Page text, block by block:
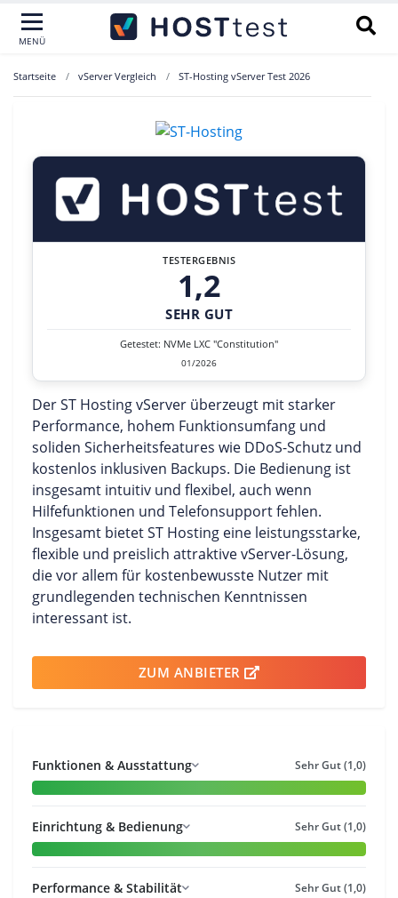
MENÜ
Startseite vServer Vergleich ST-Hosting vServer Test 2026
TESTERGEBNIS
1,2
SEHR GUT
Getestet: NVMe LXC "Constitution"
01/2026
Der ST Hosting vServer überzeugt mit starker
Performance, hohem Funktionsumfang und
soliden Sicherheitsfeatures wie DDoS-Schutz und
kostenlos inklusiven Backups. Die Bedienung ist
insgesamt intuitiv und flexibel, auch wenn
Hilfefunktionen und Telefonsupport fehlen.
Insgesamt bietet ST Hosting eine leistungsstarke,
flexible und preislich attraktive vServer-Lösung,
die vor allem für kostenbewusste Nutzer mit
grundlegenden technischen Kenntnissen
interessant ist.
ZUM ANBIETER
Funktionen & Ausstattung Sehr Gut (1,0)
Einrichtung & Bedienung Sehr Gut (1,0)
Performance & Stabilität Sehr Gut (1,0)